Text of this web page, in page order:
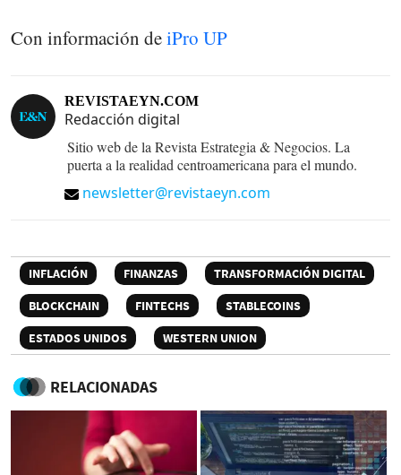
Con información deiPro UP
REVISTAEYN.COM
Redacción digital
Sitio web de la Revista Estrategia & Negocios. La
puerta a la realidad centroamericana para el mundo.
newsletter@revistaeyn.com
INFLACIÓN FINANZAS
TRANSFORMACIÓN DIGITAL
BLOCKCHAIN
FINTECHS
STABLECOINS
ESTADOS UNIDOS
WESTERN UNION
RELACIONADAS